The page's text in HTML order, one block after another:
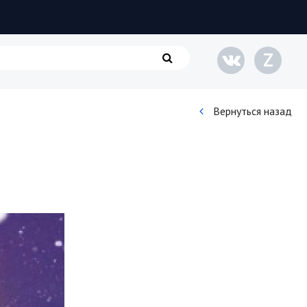
Семья и дети
Путешествия
Строительство
Культура и общество
Z
Вернуться назад